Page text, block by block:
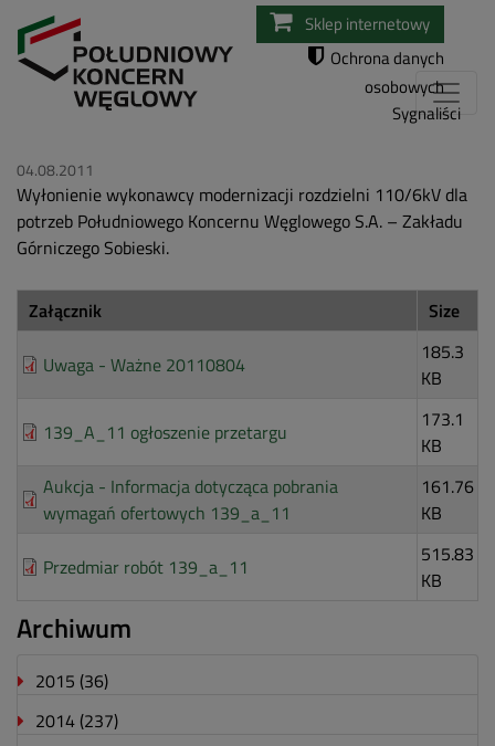
Przejdź
do
Sklep internetowy
Ochrona danych
osobowych
Sygnaliści
04.08.2011
Wyłonienie wykonawcy modernizacji rozdzielni 110/6kV dla
potrzeb Południowego Koncernu Węglowego S.A. – Zakładu
Górniczego Sobieski.
Załącznik Size
Uwaga - Ważne 20110804
185.3
KB
139_A_11 ogłoszenie przetargu
173.1
KB
Aukcja - Informacja dotycząca pobrania
wymagań ofertowych 139_a_11
161.76
KB
Przedmiar robót 139_a_11
515.83
KB
Archiwum
2015 (36)
2014 (237)